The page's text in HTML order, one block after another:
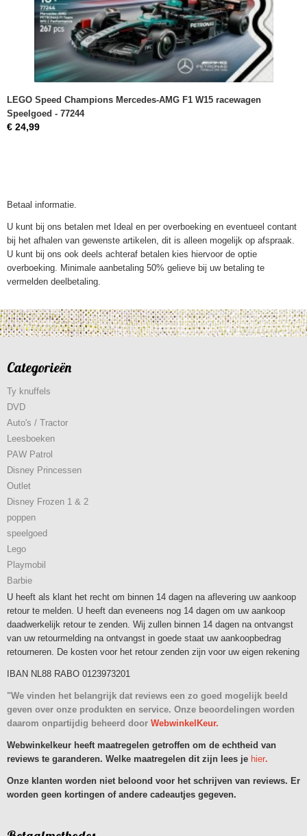
LEGO Speed Champions Mercedes-AMG F1 W15 racewagen
Speelgoed - 77244
€ 24,99
Betaal informatie.
U kunt bij ons betalen met Ideal en per overboeking en eventueel contant
bij het afhalen van gewenste artikelen, dit is alleen mogelijk op afspraak.
U kunt bij ons ook deels achteraf betalen kies hiervoor de optie
overboeking. Minimale aanbetaling 50% gelieve bij uw betaling te
vermelden deelbetaling.
Categorieën
Ty knuffels
DVD
Auto's / Tractor
Leesboeken
PAW Patrol
Disney Princessen
Outlet
Disney Frozen 1 & 2
poppen
speelgoed
Lego
Playmobil
Barbie
U heeft als klant het recht om binnen 14 dagen na aflevering uw aankoop
retour te melden. U heeft dan eveneens nog 14 dagen om uw aankoop
daadwerkelijk retour te zenden. Wij zullen binnen 14 dagen na ontvangst
van uw retourmelding na ontvangst in goede staat uw aankoopbedrag
retourneren. De kosten voor het retour zenden zijn voor uw eigen rekening
IBAN NL88 RABO 0123973201
"We vinden het belangrijk dat reviews een zo goed mogelijk beeld
geven over onze produkten en service. Onze beoordelingen worden
daarom onpartijdig beheerd door WebwinkelKeur.
Webwinkelkeur heeft maatregelen getroffen om de echtheid van
reviews te garanderen. Welke maatregelen dit zijn lees je hier.
Onze klanten worden niet beloond voor het schrijven van reviews. Er
worden geen kortingen of andere cadeautjes gegeven.